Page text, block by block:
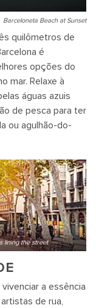
Barceloneta Beach at Sunset
quilômetros de
é
opções do
mar. Relaxe à
águas azuis
de pesca para ter
ou agulhão-do-
lining the street
a essência
de rua,